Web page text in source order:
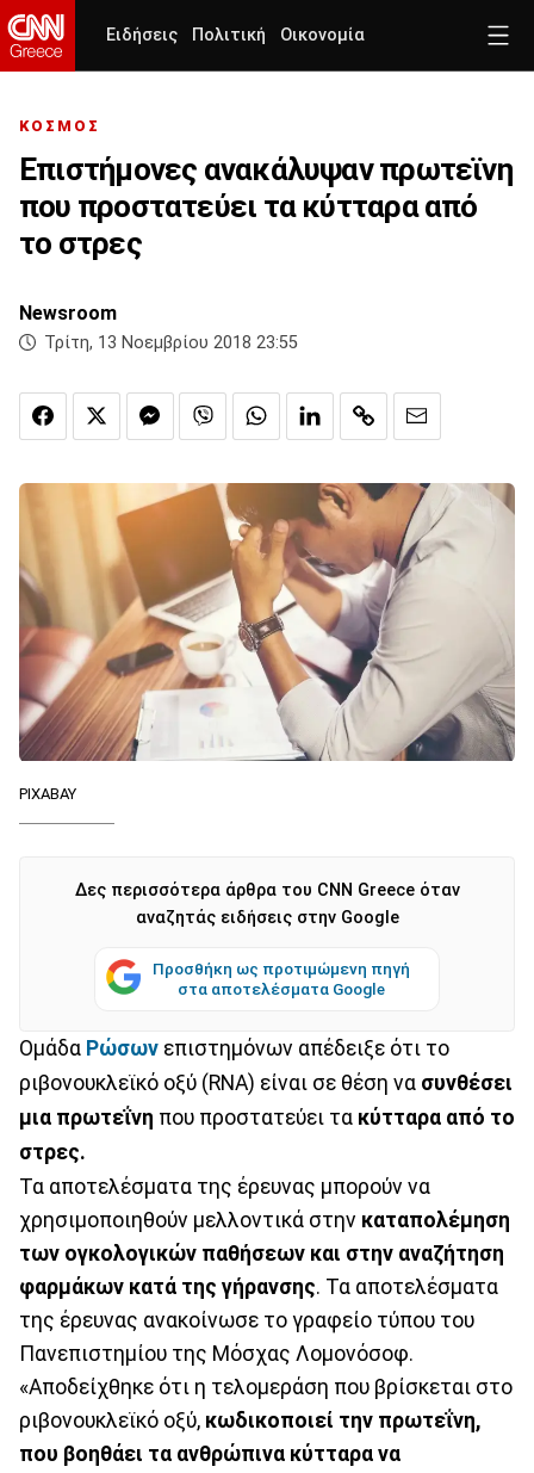
Ειδήσεις Πολιτική Οικονομία
ΚΟΣΜΟΣ
Επιστήμονες ανακάλυψαν πρωτεϊνη
που προστατεύει τα κύτταρα από
το στρες
Newsroom
Τρίτη, 13 Νοεμβρίου 2018 23:55
PIXABAY
Δες περισσότερα άρθρα του CNN Greece όταν
αναζητάς ειδήσεις στην Google
Προσθήκη ως προτιμώμενη πηγή
στα αποτελέσματα Google
Ομάδα Ρώσων επιστημόνων απέδειξε ότι το
ριβονουκλεϊκό οξύ (RNA) είναι σε θέση να συνθέσει
μια πρωτεΐνη που προστατεύει τα κύτταρα από το
στρες.
Τα αποτελέσματα της έρευνας μπορούν να
χρησιμοποιηθούν μελλοντικά στην καταπολέμηση
των ογκολογικών παθήσεων και στην αναζήτηση
φαρμάκων κατά της γήρανσης. Τα αποτελέσματα
της έρευνας ανακοίνωσε το γραφείο τύπου του
Πανεπιστημίου της Μόσχας Λομονόσοφ.
«Αποδείχθηκε ότι η τελομεράση που βρίσκεται στο
ριβονουκλεϊκό οξύ, κωδικοποιεί την πρωτεΐνη,
που βοηθάει τα ανθρώπινα κύτταρα να